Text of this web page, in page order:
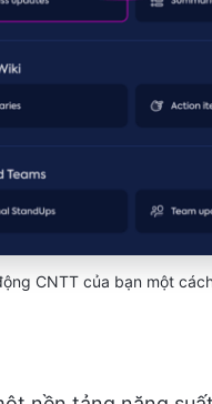
CNTT của bạn một